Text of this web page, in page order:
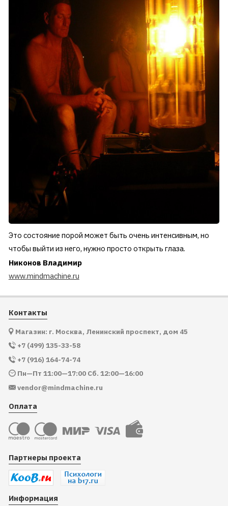
Это состояние порой может быть очень интенсивным, но
чтобы выйти из него, нужно просто открыть глаза.
Никонов Владимир
www.mindmachine.ru
Контакты
Магазин: г. Москва, Ленинский проспект, дом 45
+7 (499) 135-33-58
+7 (916) 164-74-74
Пн—Пт 11:00—17:00 Сб. 12:00—16:00
vendor@mindmachine.ru
Оплата
Партнеры проекта
Информация